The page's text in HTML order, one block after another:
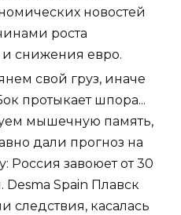
новостей
роста
снижения евро.
свой груз, иначе
протыкает шпора...
мышечную память,
дали прогноз на
завоюет от 30
Spain Плавск
следствия, касалась